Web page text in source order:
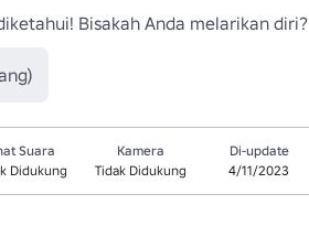
Bisakah Anda melarikan diri?
Suara
Didukung
Kamera
Tidak Didukung
Di-update
4/11/2023